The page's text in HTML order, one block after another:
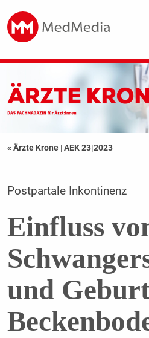
« Ärzte Krone |AEK 23|2023
Postpartale Inkontinenz
Einfluss
und